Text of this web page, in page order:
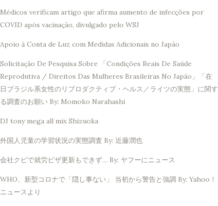
Médicos verificam artigo que afirma aumento de infecções por
COVID após vacinação, divulgado pelo WSJ
Apoio à Conta de Luz com Medidas Adicionais no Japão
Solicitação De Pesquisa Sobre 「Condições Reais De Saúde
Reprodutiva / Direitos Das Mulheres Brasileiras No Japão」「在
日ブラジル系女性のリプロダクティブ・ヘルス／ライツの実態」に関す
る調査のお願い By: Momoko Narahashi
DJ tony mega all mix Shizuoka
外国人児童の学習状況の実態調査 By: 近藤潤也
会社クビで就労ビザ更新もできず… By: ヤフーにニュース
WHO、新型コロナで「隠し事ない」 当初から警告と強調 By: Yahoo！
ニュースより